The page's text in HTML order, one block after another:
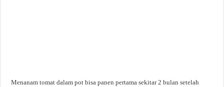
Menanam tomat dalam pot bisa panen pertama sekitar 2 bulan setelah